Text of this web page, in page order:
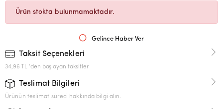
Ürün stokta bulunmamaktadır.
Gelince Haber Ver
Taksit Seçenekleri
34,96 TL 'den başlayan taksitler
Teslimat Bilgileri
Ürünün teslimat süreci hakkında bilgi alın.